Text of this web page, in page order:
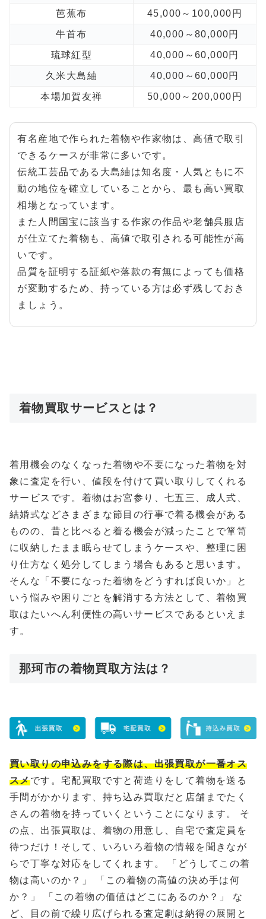
芭蕉布 45,000～100,000円
牛首布 40,000～80,000円
琉球紅型 40,000～60,000円
久米大島紬 40,000～60,000円
本場加賀友禅 50,000～200,000円
有名産地で作られた着物や作家物は、高値で取引
できるケースが非常に多いです。
伝統工芸品である大島紬は知名度・人気ともに不
動の地位を確立していることから、最も高い買取
相場となっています。
また人間国宝に該当する作家の作品や老舗呉服店
が仕立てた着物も、高値で取引される可能性が高
いです。
品質を証明する証紙や落款の有無によっても価格
が変動するため、持っている方は必ず残しておき
ましょう。
着物買取サービスとは？
着用機会のなくなった着物や不要になった着物を対
象に査定を行い、値段を付けて買い取りしてくれる
サービスです。着物はお宮参り、七五三、成人式、
結婚式などさまざまな節目の行事で着る機会がある
ものの、昔と比べると着る機会が減ったことで箪笥
に収納したまま眠らせてしまうケースや、整理に困
り仕方なく処分してしまう場合もあると思います。
そんな「不要になった着物をどうすれば良いか」と
いう悩みや困りごとを解消する方法として、着物買
取はたいへん利便性の高いサービスであるといえま
す。
那珂市の着物買取方法は？
買い取りの申込みをする際は、出張買取が一番オス
スメです。宅配買取ですと荷造りをして着物を送る
手間がかかります、持ち込み買取だと店舗までたく
さんの着物を持っていくということになります。 そ
の点、出張買取は、着物の用意し、自宅で査定員を
待つだけ！そして、いろいろ着物の情報を聞きなが
らで丁寧な対応をしてくれます。 「どうしてこの着
物は高いのか？」 「この着物の高値の決め手は何
か？」 「この着物の価値はどこにあるのか？」 な
ど、目の前で繰り広げられる査定劇は納得の展開と